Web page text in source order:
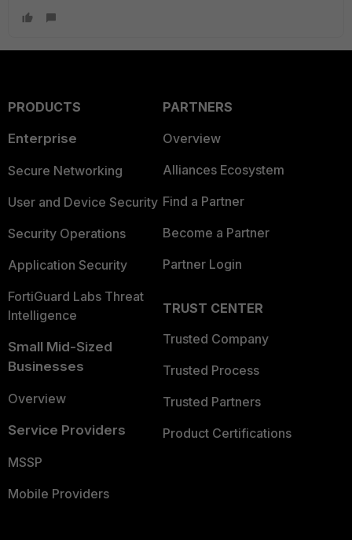
PRODUCTS
Enterprise
Secure Networking
User and Device Security
Security Operations
Application Security
FortiGuard Labs Threat
Intelligence
Small Mid-Sized
Businesses
Overview
Service Providers
MSSP
Mobile Providers
PARTNERS
Overview
Alliances Ecosystem
Find a Partner
Become a Partner
Partner Login
TRUST CENTER
Trusted Company
Trusted Process
Trusted Partners
Product Certifications